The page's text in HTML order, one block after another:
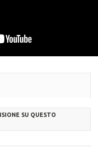
SU QUESTO